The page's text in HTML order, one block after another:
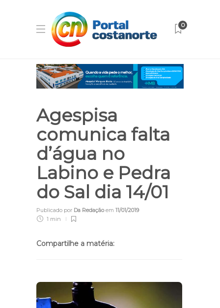
0
Agespisa
comunica falta
d’água no
Labino e Pedra
do Sal dia 14/01
Publicado por Da Redaçãoem 11/01/2019
1 min
Compartilhe a matéria: